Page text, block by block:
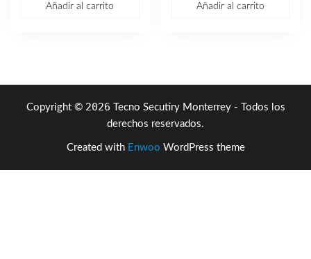
Añadir al carrito Añadir al carrito
Copyright © 2026 Tecno Secutiry Monterrey - Todos los
derechos reservados.
Created with Enwoo WordPress theme